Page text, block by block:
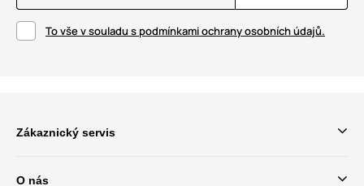
To vše v souladu s podmínkami ochrany osobních údajů.
Zákaznický servis
O nás